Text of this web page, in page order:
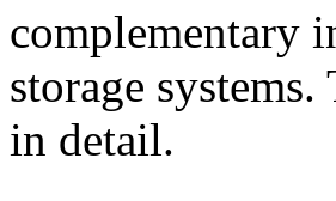
complementary
storage
in detail.